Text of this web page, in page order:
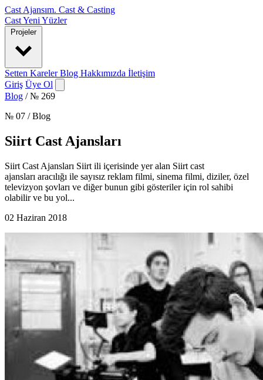
Cast Ajansım. Cast & Casting
CastYeni Yüzler
Projeler
Setten KarelerBlog Hakkımızda İletişim
Giriş Üye Ol
Blog / № 269
№ 07 / Blog
Siirt Cast Ajansları
Siirt Cast Ajansları Siirt ili içerisinde yer alan Siirt cast
ajansları aracılığı ile sayısız reklam filmi, sinema filmi, diziler, özel
televizyon şovları ve diğer bunun gibi gösteriler için rol sahibi
olabilir ve bu yol...
02 Haziran 2018